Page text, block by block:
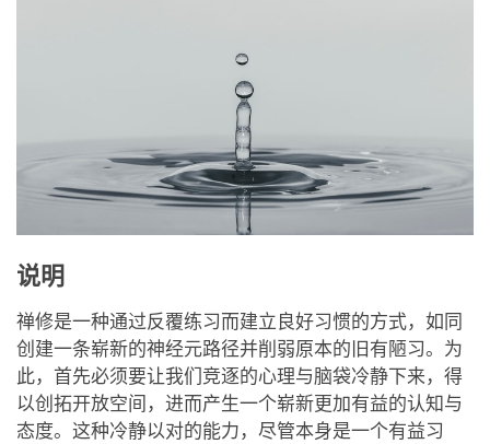
说明
禅修是一种通过反覆练习而建立良好习惯的方式，如同
创建一条崭新的神经元路径并削弱原本的旧有陋习。为
此，首先必须要让我们竞逐的心理与脑袋冷静下来，得
以创拓开放空间，进而产生一个崭新更加有益的认知与
态度。这种冷静以对的能力，尽管本身是一个有益习